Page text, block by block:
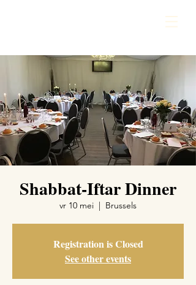
Shabbat-Iftar Dinner
vr 10 mei
  |
Brussels
Registration is Closed
See other events